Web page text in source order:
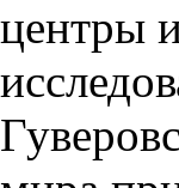
центры